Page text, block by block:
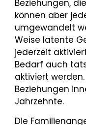
Beziehungen,
können aber
umgewandelt
Weise latente
jederzeit
Bedarf auch
aktiviert
Beziehungen
Jahrzehnte.
Die